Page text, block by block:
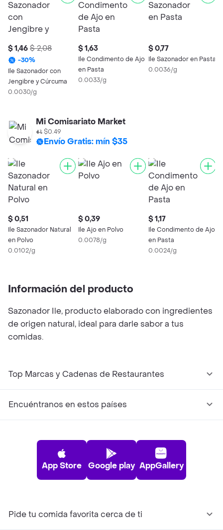
$ 1,46 $ 2,08
-30%
Ile Sazonador con
Jengibre y Cúrcuma
0.0030/g
$ 1,63
Ile Condimento de Ajo
en Pasta
0.0033/g
$ 0,77
Ile Sazonador en Pasta
0.0036/g
Mi Comisariato Market
$0.49
Envío Gratis: mín $35
$ 0,51
Ile Sazonador Natural
en Polvo
0.0102/g
$ 0,39
Ile Ajo en Polvo
0.0078/g
$ 1,17
Ile Condimento de Ajo
en Pasta
0.0024/g
Información del producto
Sazonador Ile, producto elaborado con ingredientes
de origen natural, ideal para darle sabor a tus
comidas.
Top Marcas y Cadenas de Restaurantes
Encuéntranos en estos países
App Store Google play AppGallery
Pide tu comida favorita cerca de ti